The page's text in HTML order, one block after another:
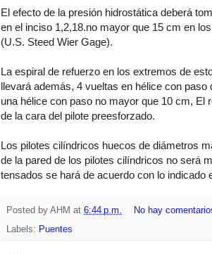
El efecto de la presión hidrostática deberá
en el inciso 1,2,18.no mayor que 15 cm en
(U.S. Steed Wier Gage).
La espiral de refuerzo en los extremos de
llevará además, 4 vueltas en hélice con
una hélice con paso no mayor que 10 cm, El
de la cara del pilote preesforzado.
Los pilotes cilíndricos huecos de diámetros
de la pared de los pilotes cilíndricos no será
tensados se hará de acuerdo con lo indicado
Posted by AHM at 6:44 p.m.
No hay
Labels: Puentes